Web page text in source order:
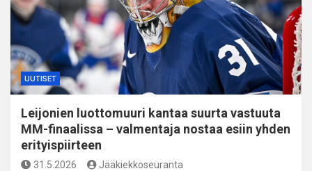
UUTISET
Leijonien luottomuuri kantaa suurta vastuuta
MM-finaalissa – valmentaja nostaa esiin yhden
erityispiirteen
31.5.2026 Jääkiekkoseuranta